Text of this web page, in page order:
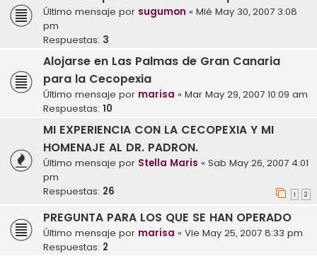
Último mensaje por sugumon « Mié May 30, 2007 3:08
pm
Respuestas: 3
Alojarse en Las Palmas de Gran Canaria
para la Cecopexia
Último mensaje por marisa « Mar May 29, 2007 10:09 am
Respuestas: 10
MI EXPERIENCIA CON LA CECOPEXIA Y MI
HOMENAJE AL DR. PADRON.
Último mensaje por Stella Maris « Sab May 26, 2007 4:01
pm
Respuestas: 26 1 2
PREGUNTA PARA LOS QUE SE HAN OPERADO
Último mensaje por marisa « Vie May 25, 2007 8:33 pm
Respuestas: 2